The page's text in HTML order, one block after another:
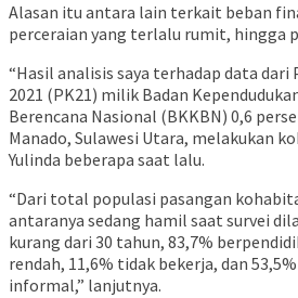
Alasan itu antara lain terkait beban
perceraian yang terlalu rumit, hingga
“Hasil analisis saya terhadap data dari
2021 (PK21) milik Badan
Berencana Nasional (BKKBN) 0,6
Manado, Sulawesi Utara, melakukan
Yulinda beberapa saat lalu.
“Dari total populasi pasangan
antaranya sedang hamil saat survei
kurang dari 30 tahun, 83,7%
rendah, 11,6% tidak bekerja, dan
informal,” lanjutnya.